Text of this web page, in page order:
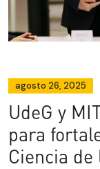
agosto 26, 2025
UdeG y
para
Ciencia de